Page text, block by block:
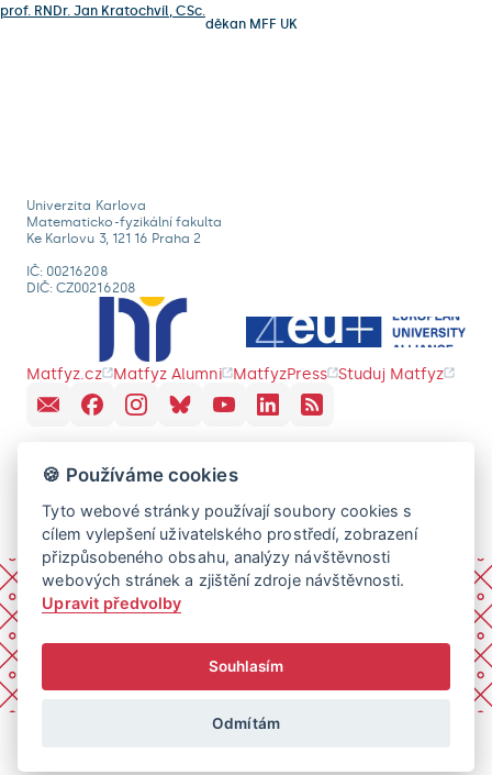
prof. RNDr. Jan Kratochvíl, CSc.
děkan MFF UK
Univerzita Karlova
Matematicko-fyzikální fakulta
Ke Karlovu 3, 121 16 Praha 2
IČ: 00216208
DIČ: CZ00216208
Matfyz.cz Matfyz Alumni MatfyzPress Studuj Matfyz
🍪 Používáme cookies
Tyto webové stránky používají soubory cookies s
cílem vylepšení uživatelského prostředí, zobrazení
přizpůsobeného obsahu, analýzy návštěvnosti
webových stránek a zjištění zdroje návštěvnosti.
Upravit předvolby
Souhlasím
Odmítám